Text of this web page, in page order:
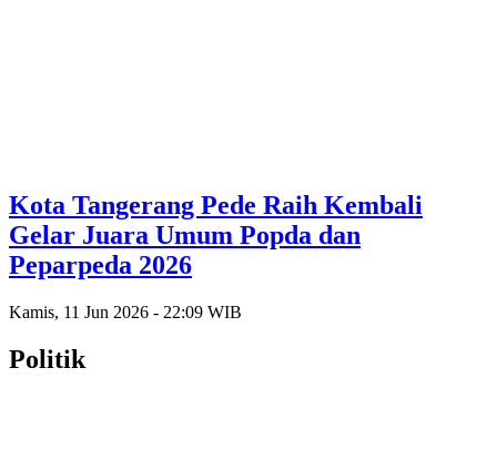
Kota Tangerang Pede Raih Kembali
Gelar Juara Umum Popda dan
Peparpeda 2026
Kamis, 11 Jun 2026 - 22:09 WIB
Politik